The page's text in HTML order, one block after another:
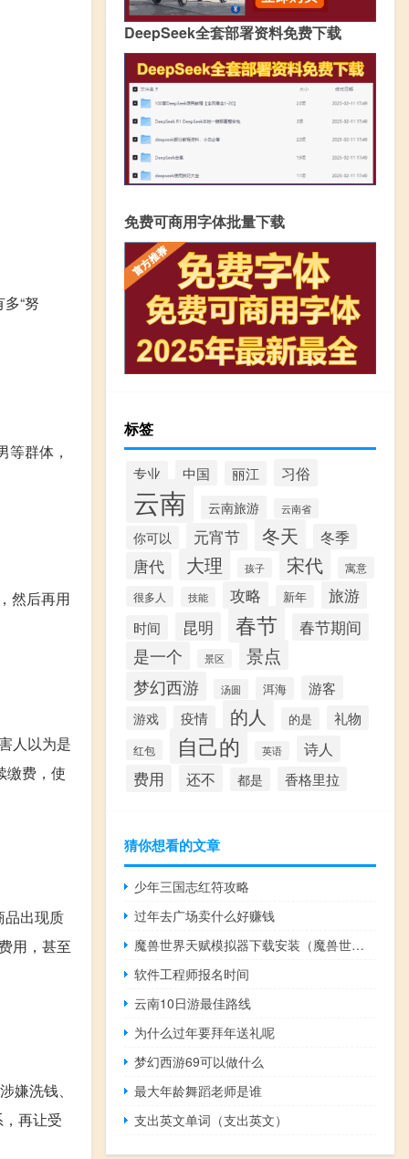
“努
等群体，
然后再用
人以为是
缴费，使
品出现质
用，甚至
嫌洗钱、
再让受
DeepSeek全套部署资料免费下载
免费可商用字体批量下载
标签
专业 中国 丽江 习俗
云南 云南旅游 云南省
你可以 元宵节 冬天 冬季
唐代 大理 孩子 宋代 寓意
很多人 技能 攻略 新年 旅游
时间 昆明 春节 春节期间
是一个 景区 景点
梦幻西游 汤圆 洱海 游客
游戏 疫情 的人 的是 礼物
红包 自己的 英语 诗人
费用 还不 都是 香格里拉
猜你想看的文章
少年三国志红符攻略
过年去广场卖什么好赚钱
魔兽世界天赋模拟器下载安装（魔兽世界天赋模拟器下载）
软件工程师报名时间
云南10日游最佳路线
为什么过年要拜年送礼呢
梦幻西游69可以做什么
最大年龄舞蹈老师是谁
支出英文单词（支出英文）